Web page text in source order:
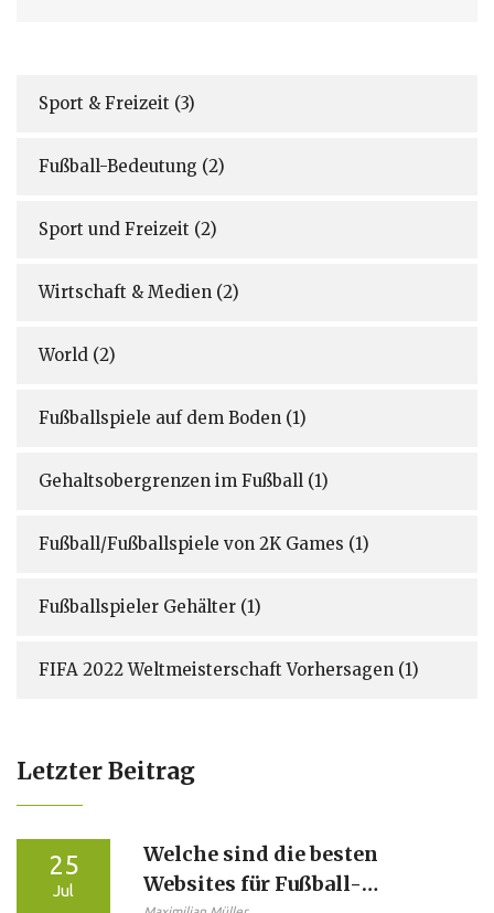
Sport & Freizeit (3)
Fußball-Bedeutung (2)
Sport und Freizeit (2)
Wirtschaft & Medien (2)
World (2)
Fußballspiele auf dem Boden (1)
Gehaltsobergrenzen im Fußball (1)
Fußball/Fußballspiele von 2K Games (1)
Fußballspieler Gehälter (1)
FIFA 2022 Weltmeisterschaft Vorhersagen (1)
Letzter Beitrag
25
Jul
Welche sind die besten
Websites für Fußball-